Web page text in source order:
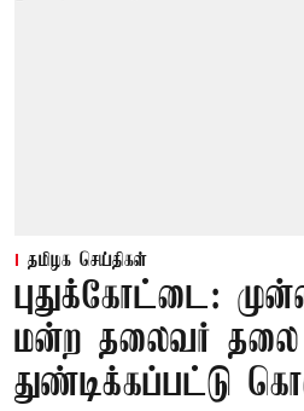
தமிழக செய்திகள்
புதுக்கோட்டை:
மன்ற தலைவர் தலை
துண்டிக்கப்பட்டு